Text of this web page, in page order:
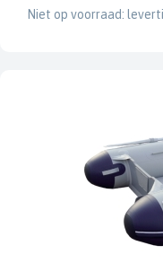
Niet op voorraad: